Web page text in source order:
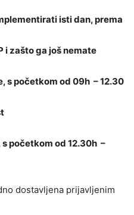
isti dan, prema
i zašto ga još nemate
s početkom od 09h – 12.30
početkom od 12.30h –
dostavljena prijavljenim